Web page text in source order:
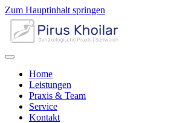
Zum Hauptinhalt springen
Home
Leistungen
Praxis & Team
Service
Kontakt